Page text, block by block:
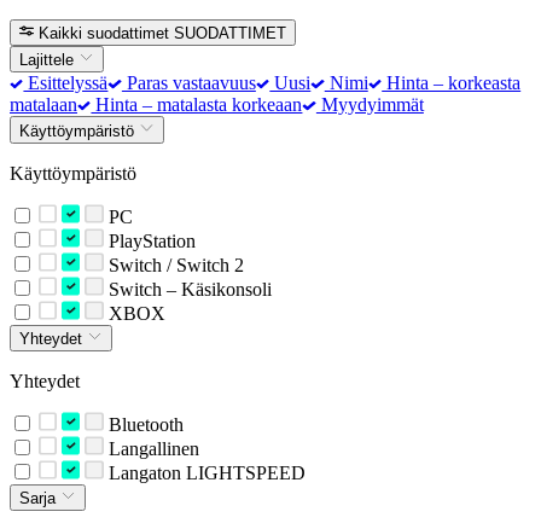
Kaikki suodattimet SUODATTIMET
Lajittele
Esittelyssä Paras vastaavuus Uusi Nimi
Hinta – korkeasta
matalaan
Hinta – matalasta korkeaan Myydyimmät
Käyttöympäristö
Käyttöympäristö
PC
PlayStation
Switch / Switch 2
Switch – Käsikonsoli
XBOX
Yhteydet
Yhteydet
Bluetooth
Langallinen
Langaton LIGHTSPEED
Sarja